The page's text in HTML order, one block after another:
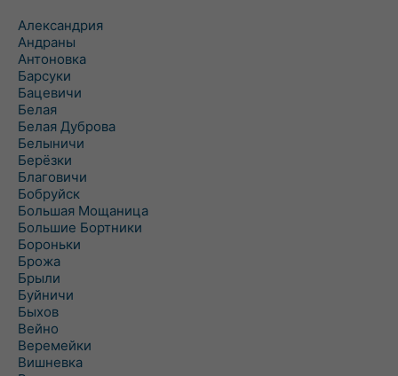
Александрия
Андраны
Антоновка
Барсуки
Бацевичи
Белая
Белая Дуброва
Белыничи
Берёзки
Благовичи
Бобруйск
Большая Мощаница
Большие Бортники
Бороньки
Брожа
Брыли
Буйничи
Быхов
Вейно
Веремейки
Вишневка